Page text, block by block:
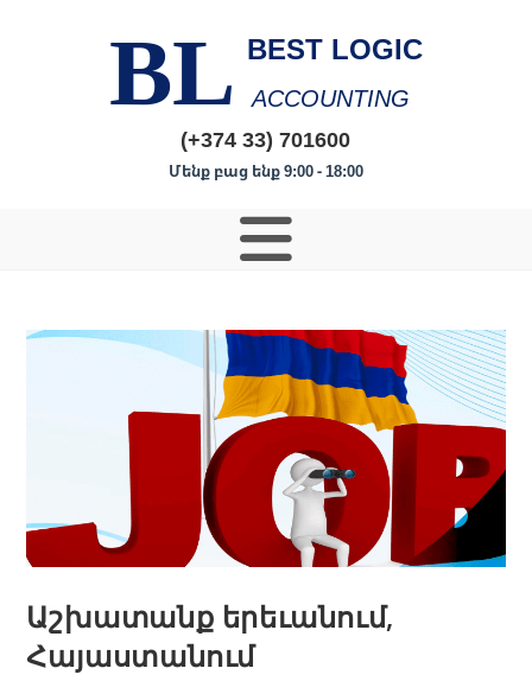
BL BEST LOGIC
ACCOUNTING
(+374 33) 701600
Մենք բաց ենք 9:00 - 18:00
Աշխատանք երեւանում,
Հայաստանում